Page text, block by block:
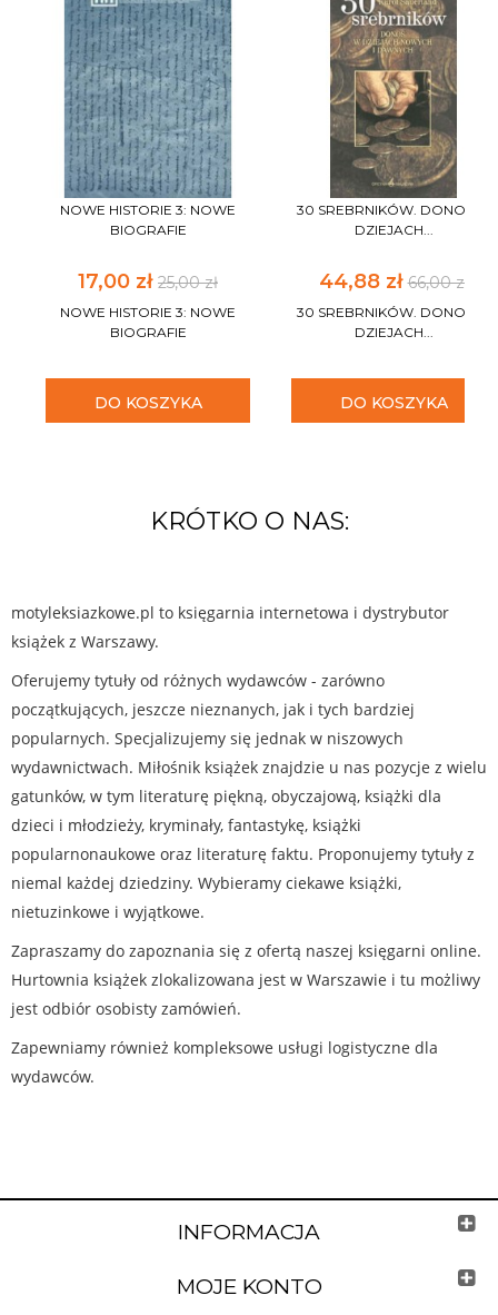
NOWE HISTORIE 3: NOWE
BIOGRAFIE
17,00 zł 25,00 zł
NOWE HISTORIE 3: NOWE
BIOGRAFIE
DO KOSZYKA
30 SREBRNIKÓW. DONOS W
DZIEJACH...
44,88 zł66,00 zł
30 SREBRNIKÓW. DONOS W
DZIEJACH...
DO KOSZYKA
KRÓTKO O NAS:
motyleksiazkowe.pl to księgarnia internetowa i dystrybutor
książek z Warszawy.
Oferujemy tytuły od różnych wydawców - zarówno
początkujących, jeszcze nieznanych, jak i tych bardziej
popularnych. Specjalizujemy się jednak w niszowych
wydawnictwach. Miłośnik książek znajdzie u nas pozycje z wielu
gatunków, w tym literaturę piękną, obyczajową, książki dla
dzieci i młodzieży, kryminały, fantastykę, książki
popularnonaukowe oraz literaturę faktu. Proponujemy tytuły z
niemal każdej dziedziny. Wybieramy ciekawe książki,
nietuzinkowe i wyjątkowe.
Zapraszamy do zapoznania się z ofertą naszej księgarni online.
Hurtownia książek zlokalizowana jest w Warszawie i tu możliwy
jest odbiór osobisty zamówień.
Zapewniamy również kompleksowe usługi logistyczne dla
wydawców.
INFORMACJA
MOJE KONTO